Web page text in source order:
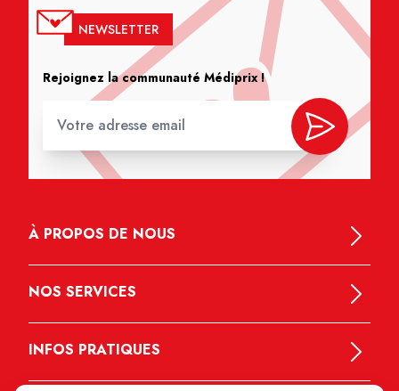
NEWSLETTER
Rejoignez la communauté Médiprix !
À PROPOS DE NOUS
NOS SERVICES
INFOS PRATIQUES